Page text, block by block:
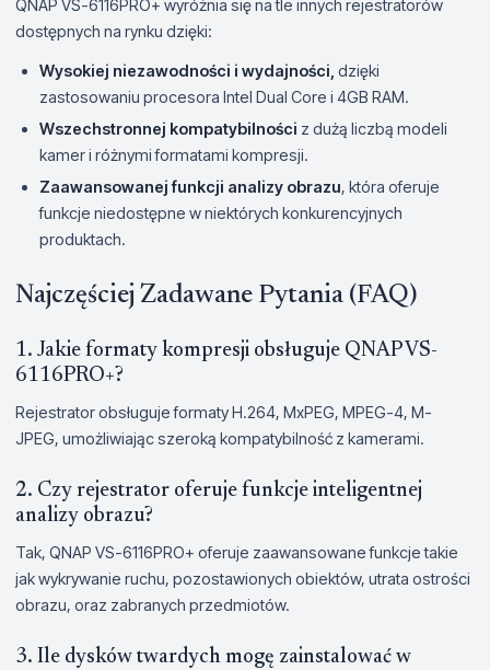
QNAP VS-6116PRO+ wyróżnia się na tle innych rejestratorów
dostępnych na rynku dzięki:
Wysokiej niezawodności i wydajności, dzięki
zastosowaniu procesora Intel Dual Core i 4GB RAM.
Wszechstronnej kompatybilności z dużą liczbą modeli
kamer i różnymi formatami kompresji.
Zaawansowanej funkcji analizy obrazu, która oferuje
funkcje niedostępne w niektórych konkurencyjnych
produktach.
Najczęściej Zadawane Pytania (FAQ)
1. Jakie formaty kompresji obsługuje QNAP VS-
6116PRO+?
Rejestrator obsługuje formaty H.264, MxPEG, MPEG-4, M-
JPEG, umożliwiając szeroką kompatybilność z kamerami.
2. Czy rejestrator oferuje funkcje inteligentnej
analizy obrazu?
Tak, QNAP VS-6116PRO+ oferuje zaawansowane funkcje takie
jak wykrywanie ruchu, pozostawionych obiektów, utrata ostrości
obrazu, oraz zabranych przedmiotów.
3. Ile dysków twardych mogę zainstalować w